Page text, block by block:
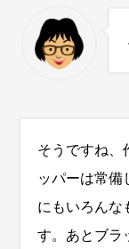
そうですね、
ッパーは常備
にもいろんな
す。あとブラ